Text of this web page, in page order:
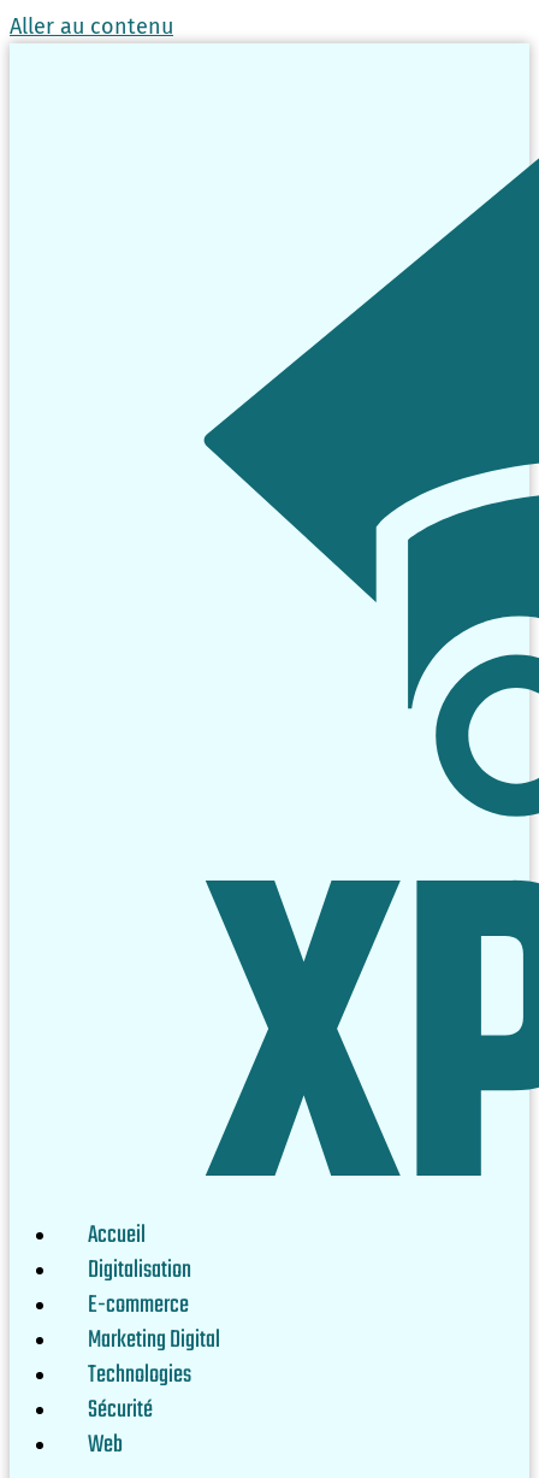
Aller au contenu
Accueil
Digitalisation
E-commerce
Marketing Digital
Technologies
Sécurité
Web